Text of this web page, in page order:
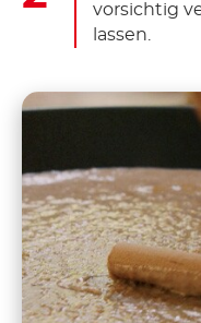
vorsichtig
lassen.